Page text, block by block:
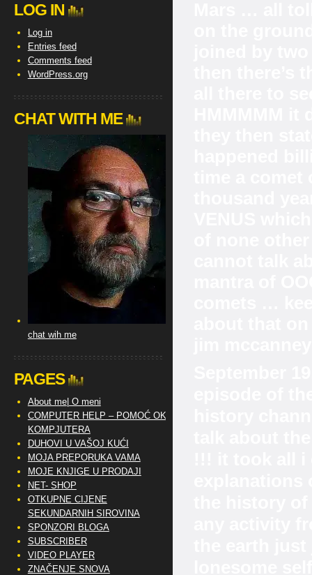
LOG IN
Log in
Entries feed
Comments feed
WordPress.org
CHAT WITH ME
chat wih me
PAGES
About me| O meni
COMPUTER HELP – POMOĆ OKO
KOMPJUTERA
DUHOVI U VAŠOJ KUĆI
MOJA PREPORUKA VAMA
MOJE KNJIGE U PRODAJI
NET- SHOP
OTKUPNE CIJENE
SEKUNDARNIH SIROVINA
SPONZORI BLOGA
SUBSCRIBER
VIDEO PLAYER
ZNAČENJE SNOVA